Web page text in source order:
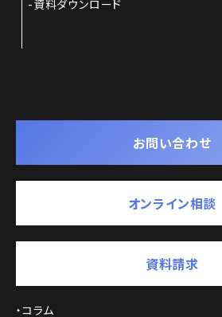
資料ダウンロード
お問い合わせ
オンライン相談
資料請求
コラム